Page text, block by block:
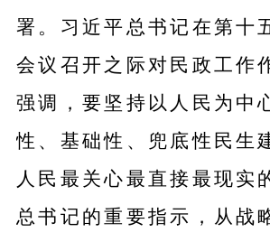
署。习近平总书记在第十
会议召开之际对民政工作
强调，要坚持以人民为中
性、基础性、兜底性民生
人民最关心最直接最现实
总书记的重要指示，从战